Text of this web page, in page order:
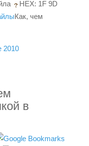
HEX: 1F 9D
Как, чем
2010
в